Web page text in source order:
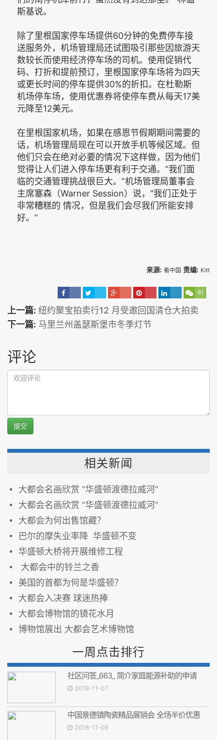
斯基说。
除了里根国家停车场提供60分钟的免费停车接
送服务外，机场管理局还试图吸引那些因旅游天
数较长而使用经济停车场的司机。使用促销代
码、打折和提前预订，里根国家停车场将为四天
或更长时间的停车提供30%的折扣。在杜勒斯
机场停车场，使用优惠券将使停车费从每天17美
元降至12美元。
在里根国家机场，如果在感恩节假期期间需要的
话，机场管理局现在可以开放手机等候区域。但
他们只会在绝对必要的情况下这样做，因为他们
觉得让人们进入停车场更有利于交通。“我们面
临的交通管理挑战很巨大。”机场管理局董事会
主席塞森（Warner Session）说，“我们正处于
非常糟糕的 情况，但是我们会尽我们所能安排
好。”
来源: 看中国 责编: Kitt
81
上一篇: 纽约聚宝拍卖行12 月受邀回国清仓大拍卖
下一篇: 马里兰州盖瑟斯堡市冬季灯节
评论
提交
相关新闻
大都会名画欣赏 “华盛顿渡德拉威河”
大都会名画欣赏 “华盛顿渡德拉威河”
大都会为何出售馆藏？
巴尔的摩失业率降 华盛顿不变
华盛顿大桥将开展维修工程
大都会中的铃兰之香
美国的首都为何是华盛顿？
大都会入决赛 球迷热捧
大都会博物馆的镜花水月
博物馆展出 大都会艺术博物馆
一周点击排行
社区问答_663_ 简介家庭能源补助的申请
2018-11-07
中国景德镇陶瓷精品展销会 全场半价优惠
2018-11-08